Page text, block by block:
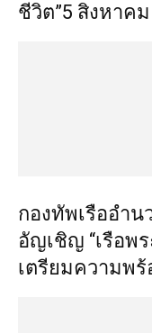
ชีวิต”5 สิงหาคม
กองทัพเรืออำน
อัญเชิญ “เรือพ
เตรียมความพ